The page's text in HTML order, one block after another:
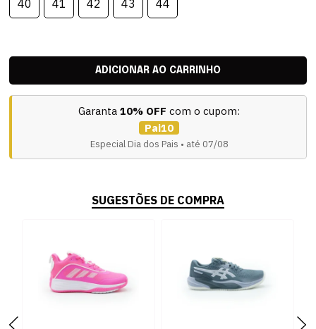
40 41 42 43 44
Garanta 10% OFF com o cupom:
Pai10
Especial Dia dos Pais • até 07/08
SUGESTÕES DE COMPRA